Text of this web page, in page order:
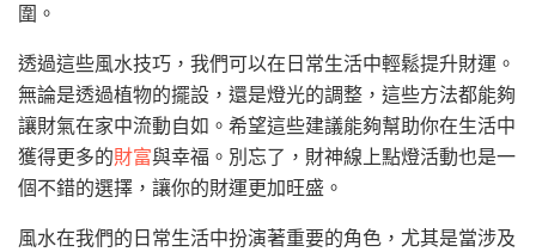
圍。
透過這些風水技巧，我們可以在日常生活中輕鬆提升財運。
無論是透過植物的擺設，還是燈光的調整，這些方法都能夠
讓財氣在家中流動自如。希望這些建議能夠幫助你在生活中
獲得更多的財富與幸福。別忘了，財神線上點燈活動也是一
個不錯的選擇，讓你的財運更加旺盛。
風水在我們的日常生活中扮演著重要的角色，尤其是當涉及